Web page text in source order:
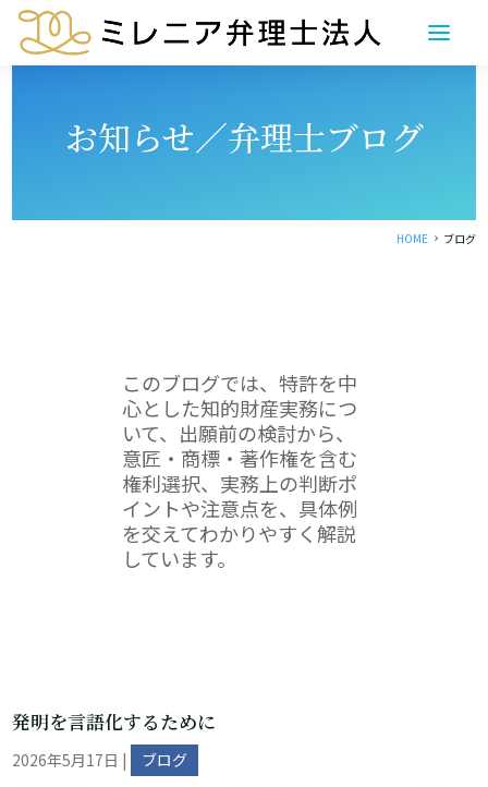
お知らせ／弁理士ブログ
HOME 5 ブログ
このブログでは、特許を中
心とした知的財産実務につ
いて、出願前の検討から、
意匠・商標・著作権を含む
権利選択、実務上の判断ポ
イントや注意点を、具体例
を交えてわかりやすく解説
しています。
発明を言語化するために
2026年5月17日 |
ブログ